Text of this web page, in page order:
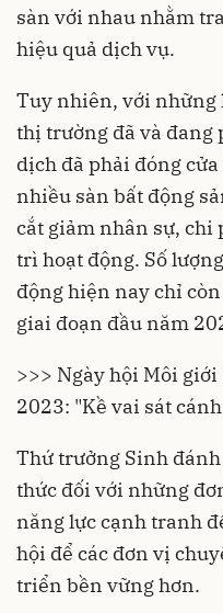
sàn với nhau nhằm
hiệu quả dịch vụ.
Tuy nhiên, với những
thị trường đã và đang
dịch đã phải đóng
nhiều sàn bất động
cắt giảm nhân sự, chi
trì hoạt động. Số
động hiện nay chỉ
giai đoạn đầu năm
>>> Ngày hội Môi
2023: "Kề vai sát
Thứ trưởng Sinh
thức đối với những
năng lực cạnh tranh
hội để các đơn vị
triển bền vững hơn.